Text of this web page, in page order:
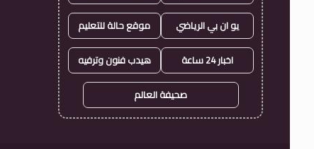
يو ان بي الرياضي موقع حالة للتعليم
اخبار 24 ساعة هيدب فنون وترفيه
صحيفة العالم